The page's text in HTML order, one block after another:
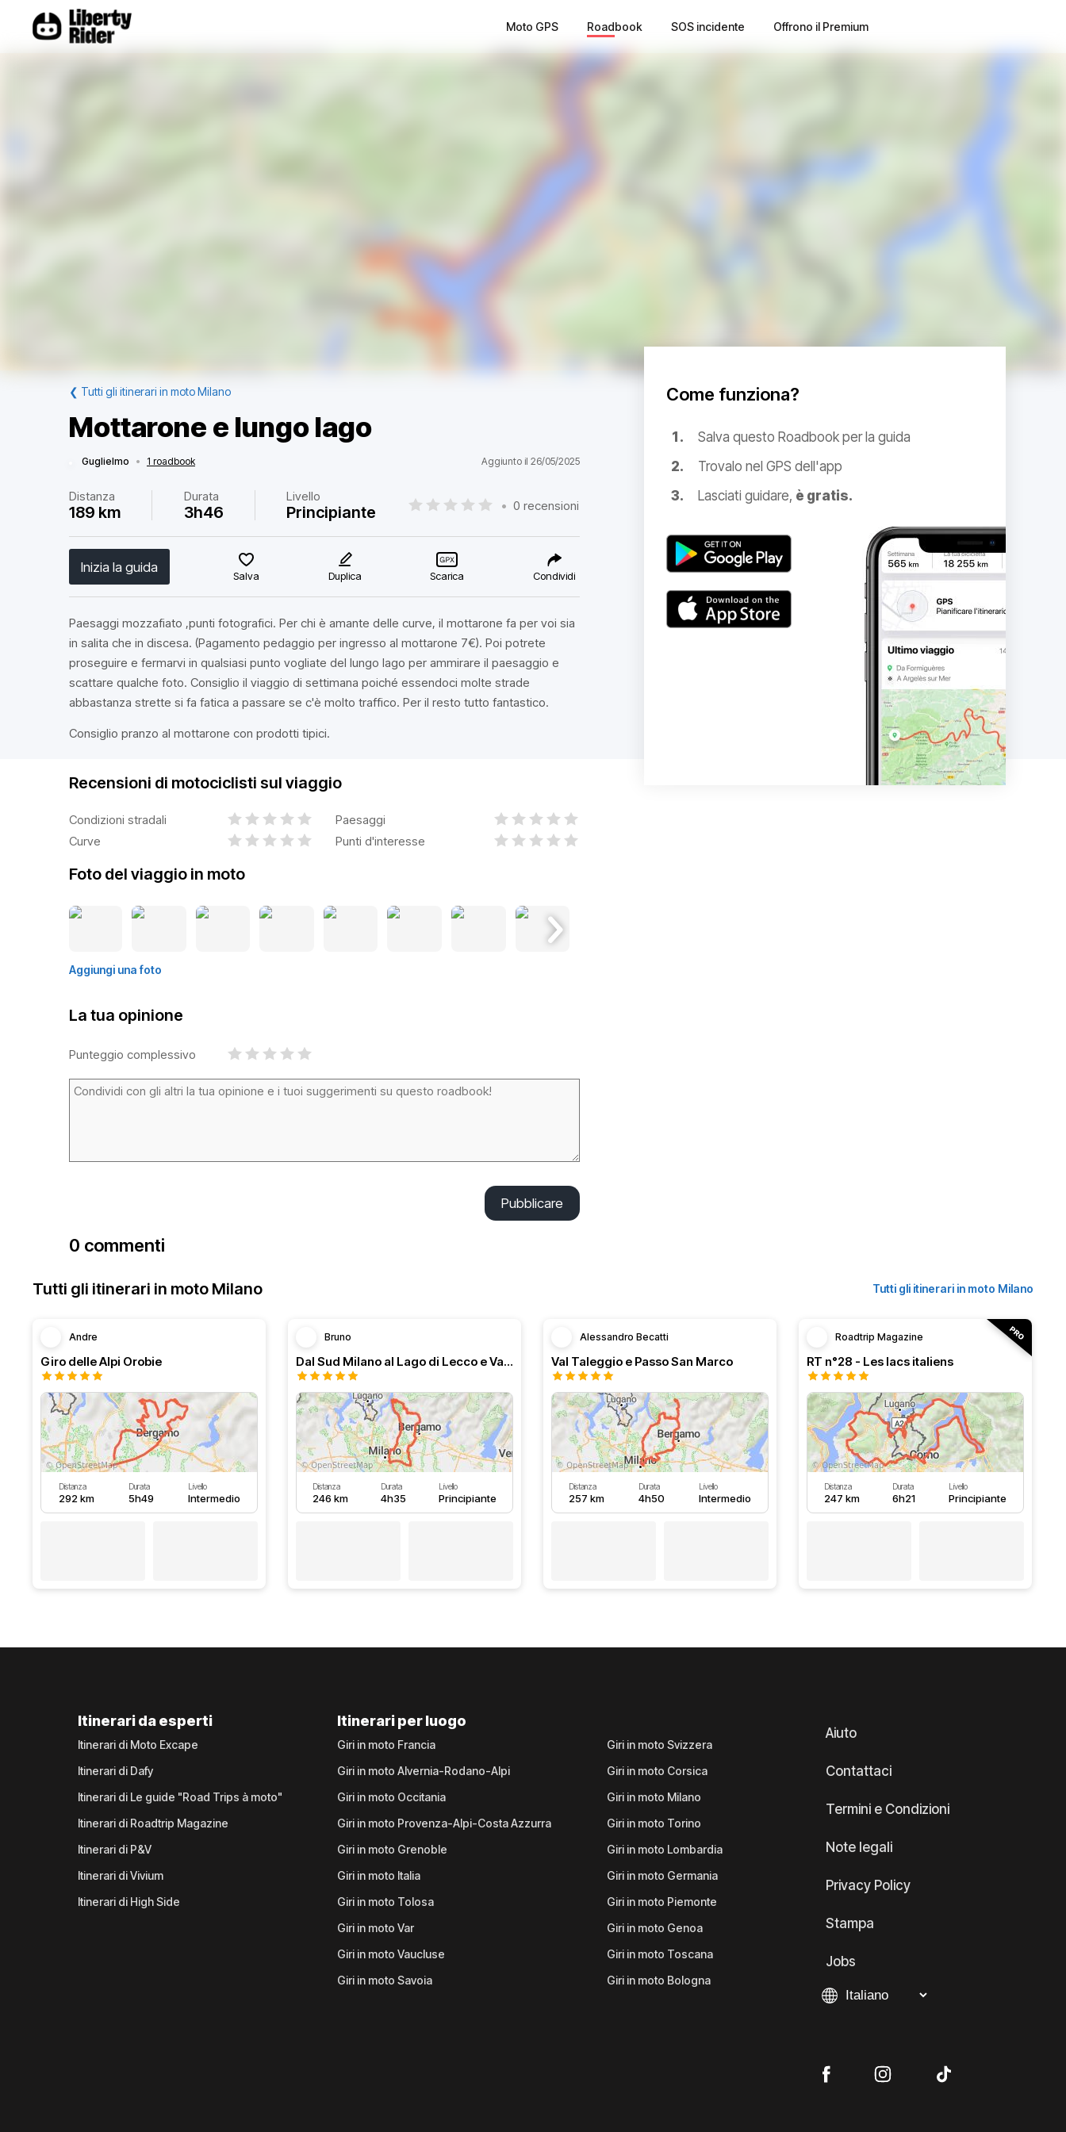
Moto GPS Roadbook SOS incidente Offrono il Premium
❮ Tutti gli itinerari in moto Milano
Mottarone e lungo lago
Guglielmo • 1 roadbook Aggiunto il 26/05/2025
Distanza
189 km
Durata
3h46
Livello
Principiante • 0 recensioni
Inizia la guida
Salva Duplica Scarica Condividi
Paesaggi mozzafiato ,punti fotografici. Per chi è amante delle curve, il mottarone fa per voi sia
in salita che in discesa. (Pagamento pedaggio per ingresso al mottarone 7€). Poi potrete
proseguire e fermarvi in qualsiasi punto vogliate del lungo lago per ammirare il paesaggio e
scattare qualche foto. Consiglio il viaggio di settimana poiché essendoci molte strade
abbastanza strette si fa fatica a passare se c'è molto traffico. Per il resto tutto fantastico.
Consiglio pranzo al mottarone con prodotti tipici.
Come funziona?
Salva questo Roadbook per la guida
Trovalo nel GPS dell'app
Lasciati guidare, è gratis.
Recensioni di motociclisti sul viaggio
Condizioni stradali
Paesaggi
Curve
Punti d'interesse
Foto del viaggio in moto
Aggiungi una foto
La tua opinione
Punteggio complessivo
Pubblicare
0 commenti
Tutti gli itinerari in moto Milano Tutti gli itinerari in moto Milano
Andre
Giro delle Alpi Orobie
Distanza
292 km
Durata
5h49
Livello
Intermedio
Bruno
Dal Sud Milano al Lago di Lecco e Valli bergamasche
Distanza
246 km
Durata
4h35
Livello
Principiante
Alessandro Becatti
Val Taleggio e Passo San Marco
Distanza
257 km
Durata
4h50
Livello
Intermedio
Roadtrip Magazine
RT n°28 - Les lacs italiens
Distanza
247 km
Durata
6h21
Livello
Principiante
Itinerari da esperti
Itinerari di Moto Excape
Itinerari di Dafy
Itinerari di Le guide "Road Trips à moto"
Itinerari di Roadtrip Magazine
Itinerari di P&V
Itinerari di Vivium
Itinerari di High Side
Itinerari per luogo
Giri in moto Francia
Giri in moto Alvernia-Rodano-Alpi
Giri in moto Occitania
Giri in moto Provenza-Alpi-Costa Azzurra
Giri in moto Grenoble
Giri in moto Italia
Giri in moto Tolosa
Giri in moto Var
Giri in moto Vaucluse
Giri in moto Savoia
Giri in moto Svizzera
Giri in moto Corsica
Giri in moto Milano
Giri in moto Torino
Giri in moto Lombardia
Giri in moto Germania
Giri in moto Piemonte
Giri in moto Genoa
Giri in moto Toscana
Giri in moto Bologna
Aiuto
Contattaci
Termini e Condizioni
Note legali
Privacy Policy
Stampa
Jobs